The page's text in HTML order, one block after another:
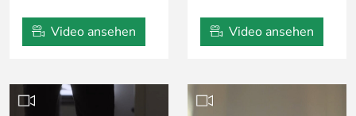
Video ansehen Video ansehen